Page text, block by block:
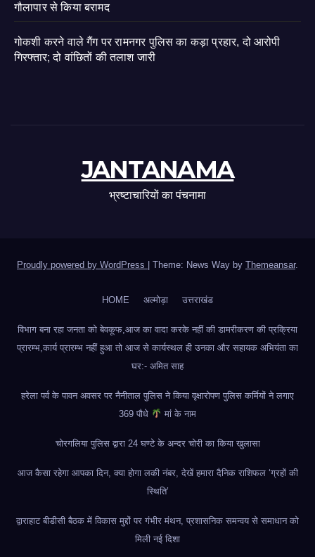
गौलापार से किया बरामद
गोकशी करने वाले गैंग पर रामनगर पुलिस का कड़ा प्रहार, दो आरोपी
गिरफ्तार; दो वांछितों की तलाश जारी
JANTANAMA
भ्रष्टाचारियों का पंचनामा
Proudly powered by WordPress Theme: News Way by Themeansar.
HOME अल्मोड़ा उत्तराखंड
विभाग बना रहा जनता को बेवकूफ,आज का वादा करके नहीं की डामरीकरण की प्रक्रिया
प्रारम्भ,कार्य प्रारम्भ नहीं हुआ तो आज से कार्यस्थल ही उनका और सहायक अभियंता का
घर:- अमित साह
हरेला पर्व के पावन अवसर पर नैनीताल पुलिस ने किया वृक्षारोपण पुलिस कर्मियों ने लगाए
369 पौधे
मां के नाम
चोरगलिया पुलिस द्वारा 24 घण्टे के अन्दर चोरी का किया खुलासा
आज कैसा रहेगा आपका दिन, क्या होगा लकी नंबर, देखें हमारा दैनिक राशिफल ‘ग्रहों की
स्थिति’
द्वाराहाट बीडीसी बैठक में विकास मुद्दों पर गंभीर मंथन, प्रशासनिक समन्वय से समाधान को
मिली नई दिशा